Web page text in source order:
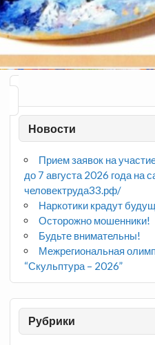
Новости
Прием заявок на
до 7 августа 2026 года на
человектруда33.рф/
Наркотики крадут
Осторожно мошенники!
Будьте внимательны!
Межрегиональная
“Скульптура – 2026”
Рубрики